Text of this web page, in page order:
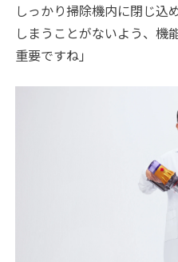
しっかり掃除機内に閉じ込
しまうことがないよう、機
重要ですね」